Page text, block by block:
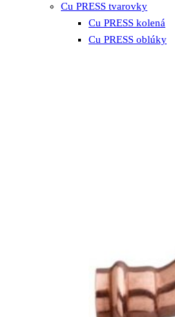
Cu PRESS tvarovky
Cu PRESS kolená
Cu PRESS oblúky